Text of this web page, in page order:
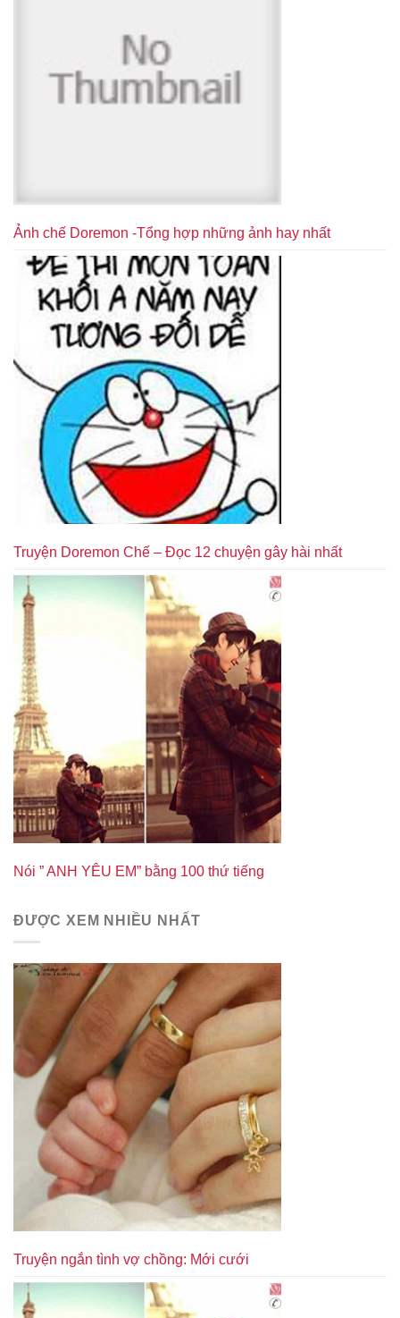
Ảnh chế Doremon -Tổng hợp những ảnh hay nhất
Truyện Doremon Chế – Đọc 12 chuyện gây hài nhất
Nói ” ANH YÊU EM” bằng 100 thứ tiếng
ĐƯỢC XEM NHIỀU NHẤT
Truyện ngắn tình vợ chồng: Mới cưới